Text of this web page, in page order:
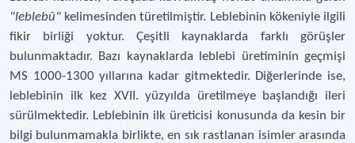
"leblebû" kelimesinden türetilmiştir. Leblebinin kökeniyle ilgili
fikir birliği yoktur. Çeşitli kaynaklarda farklı görüşler
bulunmaktadır. Bazı kaynaklarda leblebi üretiminin geçmişi
MS 1000-1300 yıllarına kadar gitmektedir. Diğerlerinde ise,
leblebinin ilk kez XVII. yüzyılda üretilmeye başlandığı ileri
sürülmektedir. Leblebinin ilk üreticisi konusunda da kesin bir
bilgi bulunmamakla birlikte, en sık rastlanan isimler arasında